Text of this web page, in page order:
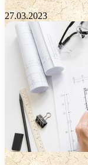
27.03.2023